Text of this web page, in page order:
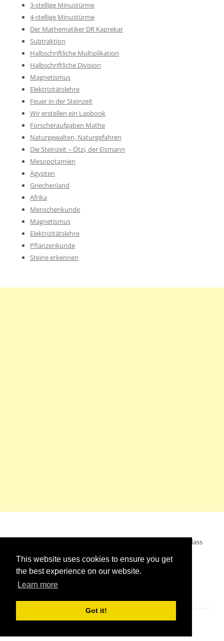
This website uses cookies to ensure you get
the best experience on our website.
Learn more
Got it!
3-stellige Minustürme
4-stellige Minustürme
Der Mathematiker DR Kaprekar
Subtraktion
Halbschriftliche Multiplikation
Halbschriftliche Division
Magnetismus
Elektrizitätslehre
Feuer in der Steinzeit
Wir erstellen ein Lapbook
Forscheraufgaben Mathe
Naturgewalten, Naturgefahren
Die Steinzeit – Ötzi, der Eismann
Mesopotamien
Ägypten
Griechenland
Afrika
Menschenkunde
Magnetismus
Elektrizitätslehre
Pflanzenkunde
Steine erkennen
Mein Wunsch: dass alle Menschen ohne Krieg leben dürfen, dass
alle Menschen den Krieg verurteilen und sich von den
Kriegstreibern abwenden. Das wünsche ich mir.